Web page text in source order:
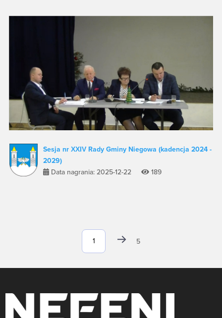
Sesja nr XXIV Rady Gminy Niegowa (kadencja 2024 -
2029)
Data nagrania: 2025-12-22
189
5